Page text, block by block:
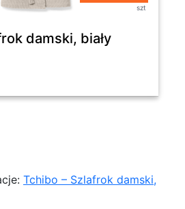
szt
damski, biały
Tchibo – Szlafrok damski,